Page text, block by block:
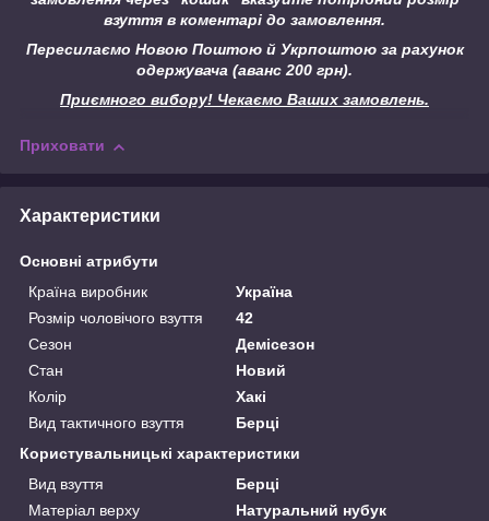
взуття в коментарі до замовлення.
Пересилаємо Новою Поштою й Укрпоштою за рахунок
одержувача (аванс 200 грн).
Приємного вибору! Чекаємо Ваших замовлень.
Приховати
Характеристики
Основні атрибути
Країна виробник
Україна
Розмір чоловічого взуття
42
Сезон
Демісезон
Стан
Новий
Колір
Хакі
Вид тактичного взуття
Берці
Користувальницькі характеристики
Вид взуття
Берці
Матеріал верху
Натуральний нубук